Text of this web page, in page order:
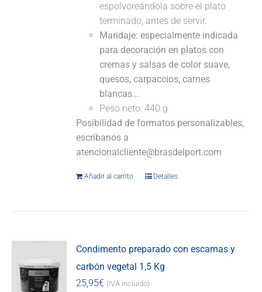
espolvoreándola sobre el plato
terminado, antes de servir.
Maridaje: especialmente indicada
para decoración en platos con
cremas y salsas de color suave,
quesos, carpaccios, carnes
blancas...
Peso neto: 440 g
Posibilidad de formatos personalizables,
escríbanos a
atencionalcliente@brasdelport.com
Añadir al carrito Detalles
Condimento preparado con escamas y
carbón vegetal 1,5 Kg
25,95€ (IVA incluido)